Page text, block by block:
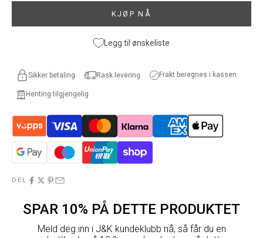
KJØP NÅ
Legg til ønskeliste
Sikker betaling Rask levering Frakt beregnes i kassen
Henting tilgjengelig
DEL
SPAR 10% PÅ DETTE PRODUKTET
Meld deg inn i J&K kundeklubb nå, så får du en